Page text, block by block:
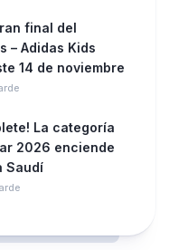
final del
– Adidas Kids
14 de noviembre
La categoría
2026 enciende
Saudí